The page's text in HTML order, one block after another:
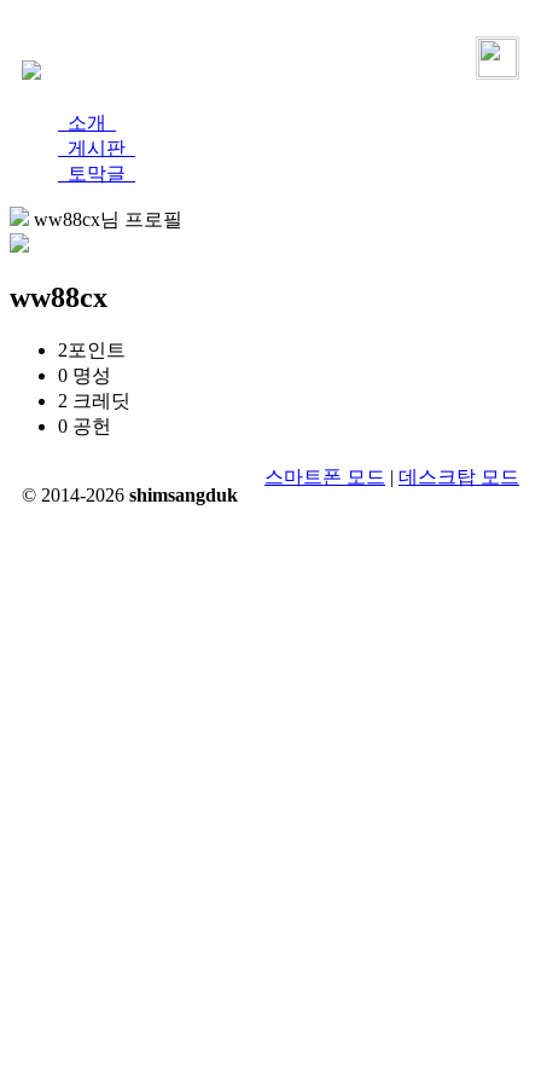
소개
게시판
토막글
ww88cx님 프로필
ww88cx
2포인트
0 명성
2 크레딧
0 공헌
© 2014-2026 shimsangduk
스마트폰 모드 | 데스크탑 모드